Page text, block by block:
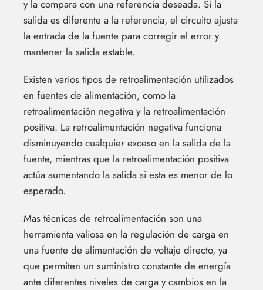
y la compara con una referencia deseada. Si la
salida es diferente a la referencia, el circuito ajusta
la entrada de la fuente para corregir el error y
mantener la salida estable.
Existen varios tipos de retroalimentación utilizados
en fuentes de alimentación, como la
retroalimentación negativa y la retroalimentación
positiva. La retroalimentación negativa funciona
disminuyendo cualquier exceso en la salida de la
fuente, mientras que la retroalimentación positiva
actúa aumentando la salida si esta es menor de lo
esperado.
Mas técnicas de retroalimentación son una
herramienta valiosa en la regulación de carga en
una fuente de alimentación de voltaje directo, ya
que permiten un suministro constante de energía
ante diferentes niveles de carga y cambios en la